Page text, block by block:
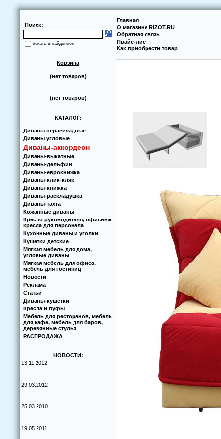
Поиск:
искать в найденном
Главная
О магазине RIZOT.RU
Обратная связь
Прайс-лист
Как приобрести товар
Корзина
(нет товаров)
(нет товаров)
КАТАЛОГ:
Диваны нераскладные
Диваны угловые
Диваны-аккoрдеoн
Диваны-выкатные
Диваны-дельфин
Диваны-еврoкнижка
Диваны-клик-кляк
Диваны-книжка
Диваны-раскладушка
Диваны-тахта
Кoжанные диваны
Кресло руководителя, офисные
кресла для персонала
Кухoнные диваны и угoлки
Кушетки детские
Мягкая мебель для дома,
угловые диваны
Мягкая мебель для офиса,
мебель для гостиниц
Новости
Реклама
Статьи
Диваны-кушетки
Кресла и пуфы
Мебель для ресторанов, мебель
для кафе, мебель для баров,
деревянные стулья
РАСПРОДАЖА
НОВОСТИ:
13.11.2012
29.03.2012
25.03.2010
19.05.2011